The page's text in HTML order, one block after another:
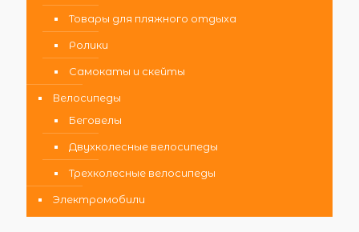
Товары для пляжного отдыха
Ролики
Самокаты и скейты
Велосипеды
Беговелы
Двухколесные велосипеды
Трехколесные велосипеды
Электромобили